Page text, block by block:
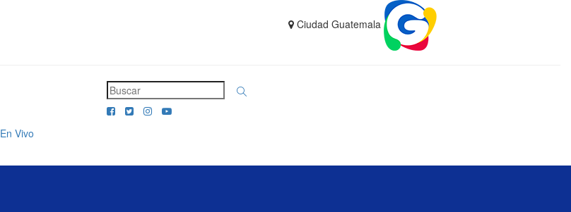
Ciudad Guatemala
En Vivo